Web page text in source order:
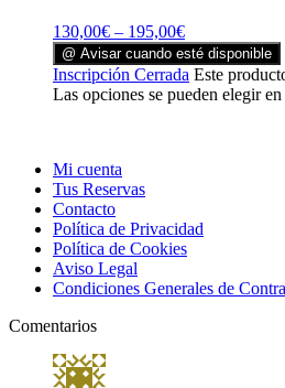
130,00€ – 195,00€
@ Avisar cuando esté disponible
Inscripción Cerrada Este
Las opciones se pueden elegir
Mi cuenta
Tus Reservas
Contacto
Política de Privacidad
Política de Cookies
Aviso Legal
Condiciones Generales de
Comentarios